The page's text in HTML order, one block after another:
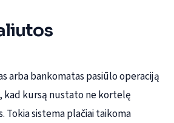
arba bankomatas pasiūlo operaciją
kad kursą nustato ne kortelę
sistema plačiai taikoma